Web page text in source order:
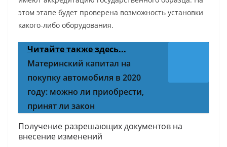
этом этапе будет проверена возможность установки
какого-либо оборудования.
Читайте также здесь...
Материнский капитал на
покупку автомобиля в 2020
году: можно ли приобрести,
принят ли закон
Получение разрешающих документов на
внесение изменений